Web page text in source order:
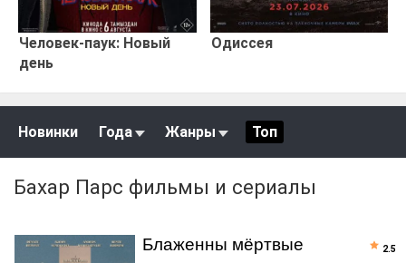
Человек-паук: Новый
день
Одиссея
Новинки Года Жанры Топ
Бахар Парс фильмы и сериалы
Блаженны мёртвые 2.5